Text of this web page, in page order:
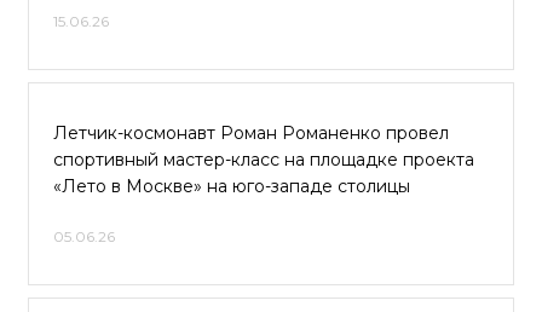
15.06.26
Летчик-космонавт Роман Романенко провел
спортивный мастер-класс на площадке проекта
«Лето в Москве» на юго-западе столицы
05.06.26